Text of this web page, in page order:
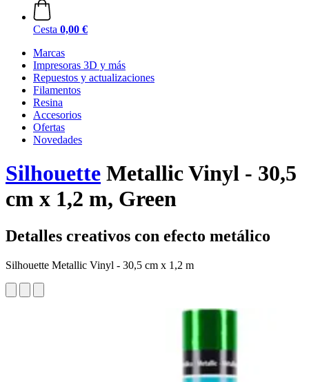
Cesta 0,00 €
Marcas
Impresoras 3D y más
Repuestos y actualizaciones
Filamentos
Resina
Accesorios
Ofertas
Novedades
Silhouette Metallic Vinyl - 30,5
cm x 1,2 m, Green
Detalles creativos con efecto metálico
Silhouette Metallic Vinyl - 30,5 cm x 1,2 m